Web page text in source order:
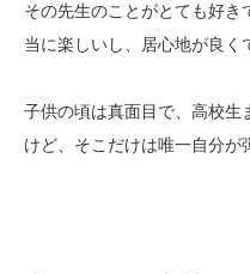
その先生のことがとても好き
当に楽しいし、居心地が良く
子供の頃は真面目で、高校生
けど、そこだけは唯一自分が